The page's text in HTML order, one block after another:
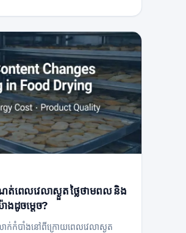
េលវេលាស្ងួត ថ្លៃថាមពល និង
ដូចម្តេច?
ក់កំបាំងនៅពីក្រោយពេលវេលាស្ងួត